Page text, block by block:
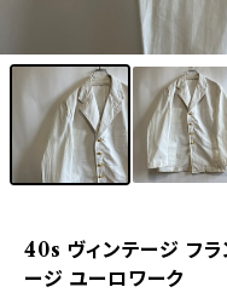
40s ヴィンテージ フラ
ージ ユーロワーク